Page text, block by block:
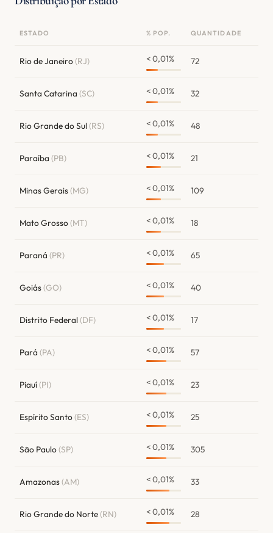
ESTADO % POP. QUANTIDADE
Rio de Janeiro(RJ) < 0,01% 72
Santa Catarina (SC) < 0,01% 32
Rio Grande do Sul(RS) < 0,01% 48
Paraíba (PB) < 0,01% 21
Minas Gerais(MG) < 0,01% 109
Mato Grosso(MT) < 0,01% 18
Paraná (PR) < 0,01% 65
Goiás(GO) < 0,01% 40
Distrito Federal(DF) < 0,01% 17
Pará (PA) < 0,01% 57
Piauí(PI) < 0,01% 23
Espírito Santo(ES) < 0,01% 25
São Paulo(SP) < 0,01% 305
Amazonas(AM) < 0,01% 33
Rio Grande do Norte(RN) < 0,01% 28